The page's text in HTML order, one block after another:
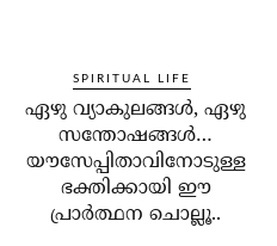
SPIRITUAL LIFE
ഏഴു വ്യാകുലങ്ങള്‍, ഏഴു
സന്തോഷങ്ങള്‍…
യൗസേപ്പിതാവിനോടുള്ള
ഭക്തിക്കായി ഈ
പ്രാര്‍ത്ഥന ചൊല്ലൂ..